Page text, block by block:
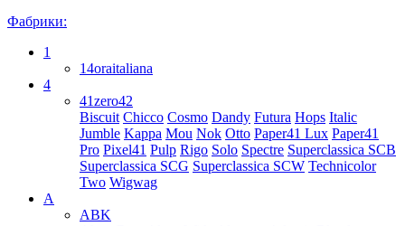
Фабрики:
1
14oraitaliana
4
41zero42
Biscuit Chicco Cosmo Dandy Futura Hops Italic
Jumble Kappa Mou Nok Otto Paper41 Lux Paper41
Pro Pixel41 Pulp Rigo Solo Spectre Superclassica SCB
Superclassica SCG Superclassica SCW Technicolor
Two Wigwag
A
ABK